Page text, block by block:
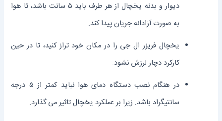
دیوار و بدنه یخچال از هر طرف باید ۵ سانت باشد، تا هوا
به صورت آزادانه جریان پیدا کند.
یخچال فریزر ال جی را در مکان خود تراز کنید، تا در حین
کارکرد دچار لرزش نشود.
در هنگام نصب دستگاه دمای هوا نباید کمتر از ۵ درجه
سانتیگراد باشد. زیرا بر عملکرد یخچال تاثیر می گذارد.